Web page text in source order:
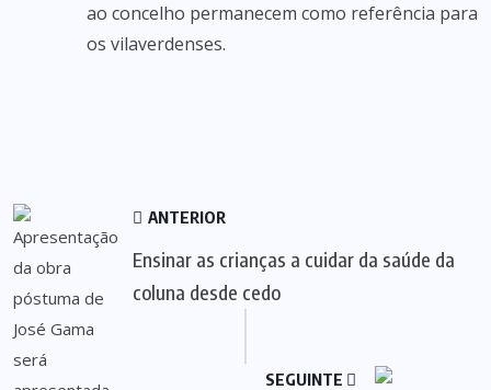
ao concelho permanecem como referência para
os vilaverdenses.
ANTERIOR
Ensinar as crianças a cuidar da saúde da
coluna desde cedo
SEGUINTE